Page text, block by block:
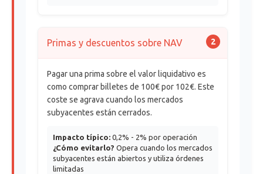
2
Primas y descuentos sobre NAV
Pagar una prima sobre el valor liquidativo es
como comprar billetes de 100€ por 102€. Este
coste se agrava cuando los mercados
subyacentes están cerrados.
Impacto típico: 0,2% - 2% por operación
¿Cómo evitarlo? Opera cuando los mercados
subyacentes están abiertos y utiliza órdenes
limitadas